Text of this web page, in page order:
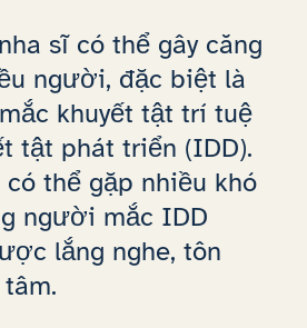
sĩ có thể gây căng
người, đặc biệt là
khuyết tật trí tuệ
tật phát triển (IDD).
thể gặp nhiều khó
người mắc IDD
lắng nghe, tôn